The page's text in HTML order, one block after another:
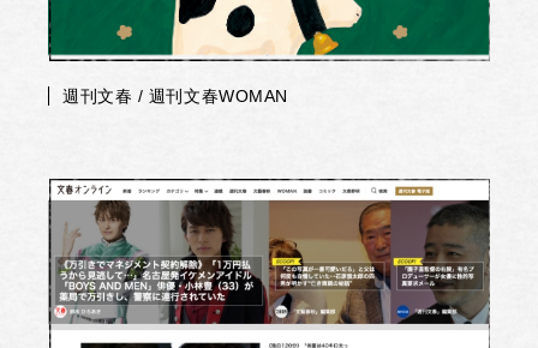
週刊文春 / 週刊文春WOMAN